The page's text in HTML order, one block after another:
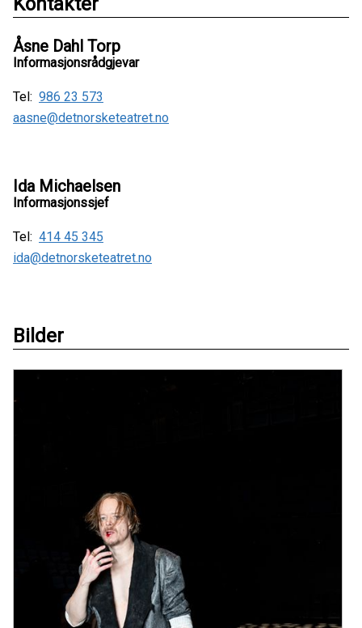
Åsne Dahl Torp
Informasjonsrådgjevar
Tel: 986 23 573
aasne@detnorsketeatret.no
Ida Michaelsen
Informasjonssjef
Tel: 414 45 345
ida@detnorsketeatret.no
Bilder